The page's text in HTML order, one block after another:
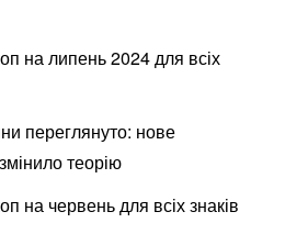
на липень 2024 для всіх
переглянуто: нове
теорію
на червень для всіх знаків